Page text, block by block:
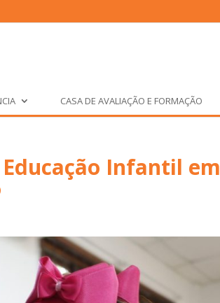
CASA DE AVALIAÇÃO E FORMAÇÃO
Infantil em